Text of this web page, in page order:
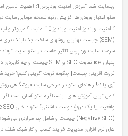
وبسایت شما آموزش امنیت وردپرس1: اهمیت تامین امنیت در وردپرس
سئو اعتبار ورودی‌ها افزایش رتبه نسخه موبایل سایت
؟ امنیت ویندوز امنیت ویندوز 10 امنیت کامپیوتر و
(SEM) چیست
بهترین روشهای ساخت بک لینک برای
سرعت سایت وردپرس تاثیر هاست در سئو سایت
پنهان ios
تفاوت SEO و SEM چیست و چه کاربردی دارند؟
ثروت آفرینی چیست| چگونه ثروت آفرینی کنیم؟خرید
آری یا نه! راهنمای سئو در طراحی سایت فروشگاهی
کامل ترین آموزش های اینستاگرامسئو آسان است اگر
واقعیت یا یک دروغ دوست‌ داشتنی؟سئو داخلی On Page SEO چیست ؟
(Negative SEO) چیست و شامل چه مواردی می شود؟
های نرم افزاری مدیریت فرایند کسب و کار شبکهشلف